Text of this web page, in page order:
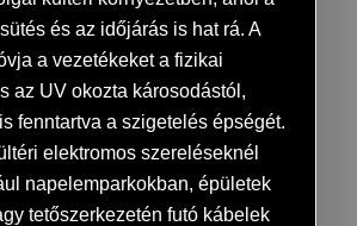
és az időjárás is hat rá. A
a vezetékeket a fizikai
az UV okozta károsodástól,
fenntartva a szigetelés épségét.
elektromos szereléseknél
napelemparkokban, épületek
tetőszerkezetén futó kábelek